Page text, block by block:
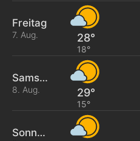
Freitag
7. Aug. 28°
18°
Samstag
8. Aug. 29°
15°
Sonntag